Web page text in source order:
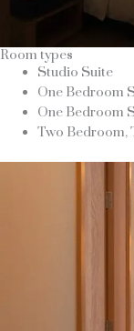
Room types
Studio Suite
One Bedroom
One Bedroom
Two Bedroom,